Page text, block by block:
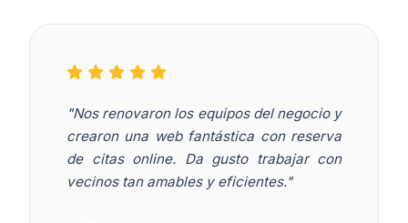
"Nos renovaron los equipos del negocio y
crearon una web fantástica con reserva
de citas online. Da gusto trabajar con
vecinos tan amables y eficientes."